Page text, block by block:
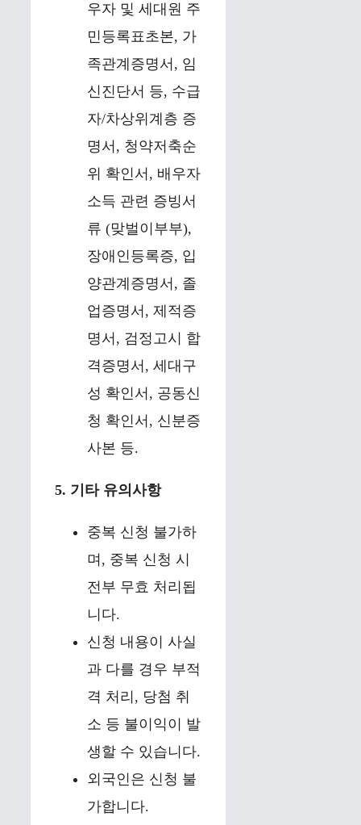
우자 및 세대원 주
민등록표초본, 가
족관계증명서, 임
신진단서 등, 수급
자/차상위계층 증
명서, 청약저축순
위 확인서, 배우자
소득 관련 증빙서
류 (맞벌이부부),
장애인등록증, 입
양관계증명서, 졸
업증명서, 제적증
명서, 검정고시 합
격증명서, 세대구
성 확인서, 공동신
청 확인서, 신분증
사본 등.
5. 기타 유의사항
중복 신청 불가하
며, 중복 신청 시
전부 무효 처리됩
니다.
신청 내용이 사실
과 다를 경우 부적
격 처리, 당첨 취
소 등 불이익이 발
생할 수 있습니다.
외국인은 신청 불
가합니다.